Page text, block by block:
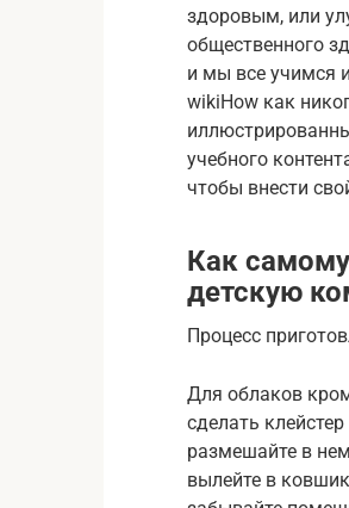
здоровым, или
общественного
и мы все учимся
wikiHow как
учебного
чтобы внести
Как
детскую
Процесс
Для облаков
сделать
размешайте в
вылейте в